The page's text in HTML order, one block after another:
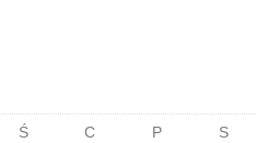
Ś C P
S